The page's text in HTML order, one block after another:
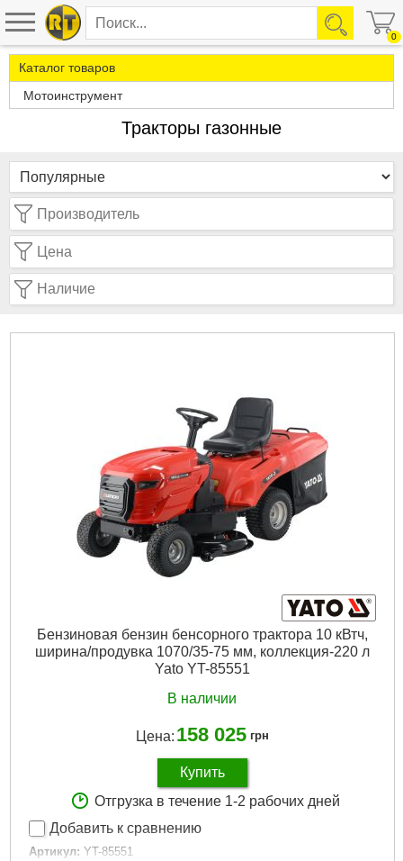
0
Каталог товаров
Мотоинструмент
Тракторы газонные
Производитель
Цена
Наличие
Бензиновая бензин бенсорного трактора 10 кВтч,
ширина/продувка 1070/35-75 мм, коллекция-220 л
Yato YT-85551
В наличии
Цена: 158 025 грн
Купить
Отгрузка в течение 1-2 рабочих дней
Добавить к сравнению
Артикул: YT-85551